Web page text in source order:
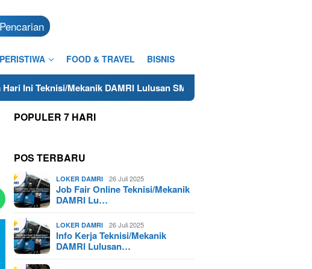
Pencarian
PERISTIWA FOOD & TRAVEL BISNIS
Mekanik DAMRI Lulusan SMA/SMK Terdekat di Cilacap Tahun 2025
POPULER 7 HARI
POS TERBARU
LOKER DAMRI 26 Juli 2025
Job Fair Online Teknisi/Mekanik
DAMRI Lu…
LOKER DAMRI 26 Juli 2025
Info Kerja Teknisi/Mekanik
DAMRI Lulusan…